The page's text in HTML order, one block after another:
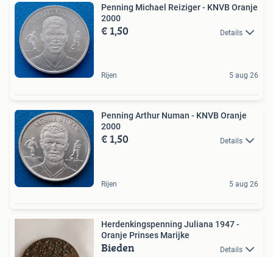
Penning Michael Reiziger - KNVB Oranje
2000
€ 1,50 Details
Rijen 5 aug 26
Penning Arthur Numan - KNVB Oranje
2000
€ 1,50 Details
Rijen 5 aug 26
Herdenkingspenning Juliana 1947 -
Oranje Prinses Marijke
Bieden Details